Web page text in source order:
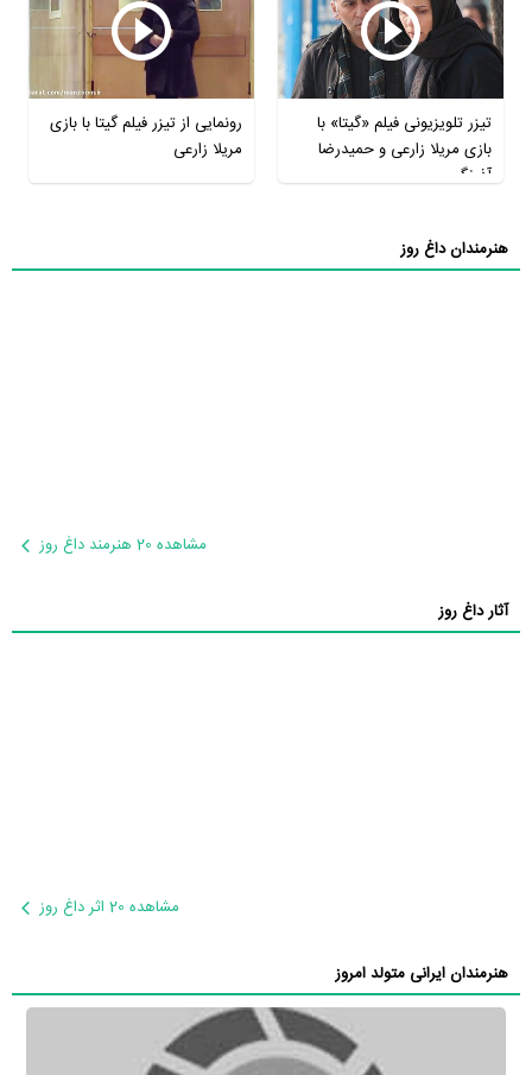
تیزر تلویزیونی فیلم «گیتا» با
بازی مریلا زارعی و حمیدرضا
آذرنگ
رونمایی از تیزر فیلم گیتا با بازی
مریلا زارعی
هنرمندان داغ روز
مشاهده 20 هنرمند داغ روز
آثار داغ روز
مشاهده 20 اثر داغ روز
هنرمندان ایرانی متولد امروز